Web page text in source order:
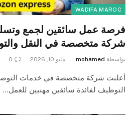
WADIFA MAROC
فرصة عمل سائقين لجمع
شركة متخصصة في النقل
بواسطة mohamed مايو 10, 2026 0
أعلنت شركة متخصصة في خدمات
التوظيف لفائدة سائقين مهنيين للعمل…